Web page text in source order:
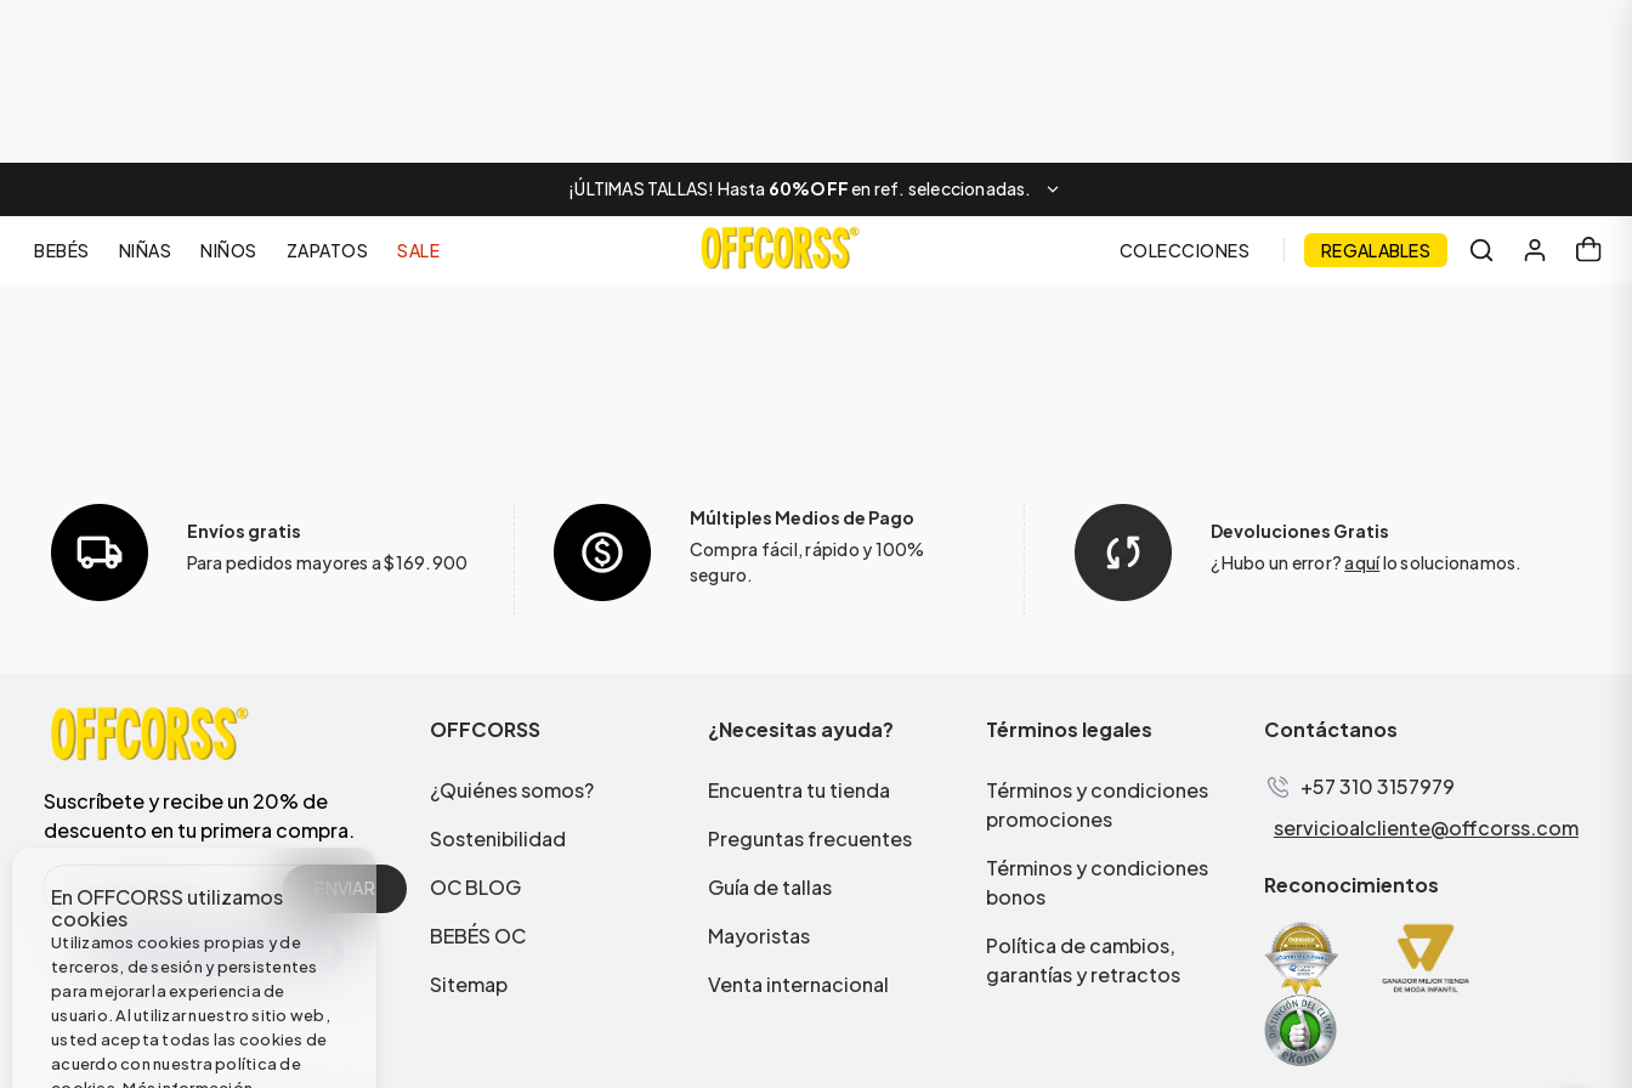
¡ÚLTIMAS TALLAS! Hasta 60%OFFen ref. seleccionadas.
BEBÉS NIÑAS NIÑOS ZAPATOS SALE COLECCIONES REGALABLES
En OFFCORSS utilizamos
cookies
Utilizamos cookies propias y de
terceros, de sesión y persistentes
para mejorar la experiencia de
usuario. Al utilizar nuestro sitio web,
usted acepta todas las cookies de
acuerdo con nuestra política de
Envíos gratis
Para pedidos mayores a $169.900
Múltiples Medios de Pago
Compra fácil, rápido y 100%
seguro.
Devoluciones Gratis
¿Hubo un error?aquílo solucionamos.
Suscríbete y recibe un 20% de
descuento en tu primera compra.
ENVIAR
OFFCORSS
¿Quiénes somos?
Sostenibilidad
OC BLOG
BEBÉS OC
Sitemap
¿Necesitas ayuda?
Encuentra tu tienda
Preguntas frecuentes
Guía de tallas
Mayoristas
Venta internacional
Términos legales
Términos y condiciones
promociones
Términos y condiciones
bonos
Política de cambios,
garantías y retractos
Contáctanos
+57 310 3157979
servicioalcliente@offcorss.com
Reconocimientos